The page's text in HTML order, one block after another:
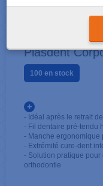
FLOSS II
Plasdent
100 en stock
+
- Idéal après le retrait
- Fil dentaire pré-tendu
- Manche ergonomique
- Extrémité cure-dent
- Solution pratique
orthodontie